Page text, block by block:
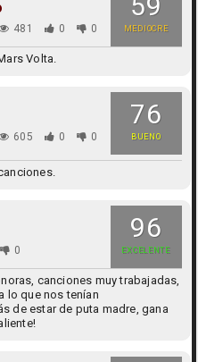
MEDIOCRE
481 0 0
Volta.
76
BUENO
605 0 0
96
EXCELENTE
0
canciones muy trabajadas,
lo que nos tenían
de estar de puta madre, gana